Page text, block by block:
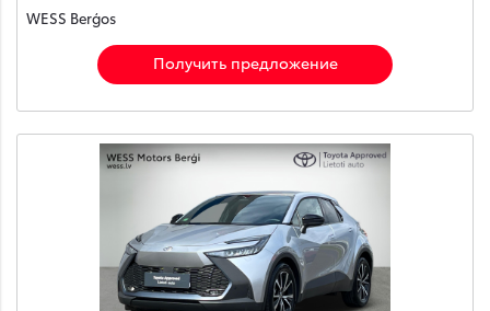
WESS Berģos
Получить предложение